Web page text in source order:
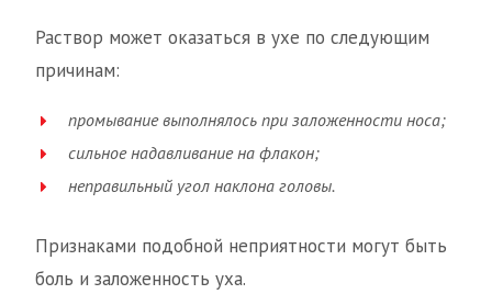
Раствор может оказаться в ухе по следующим
причинам:
промывание выполнялось при заложенности носа;
сильное надавливание на флакон;
неправильный угол наклона головы.
Признаками подобной неприятности могут быть
боль и заложенность уха.